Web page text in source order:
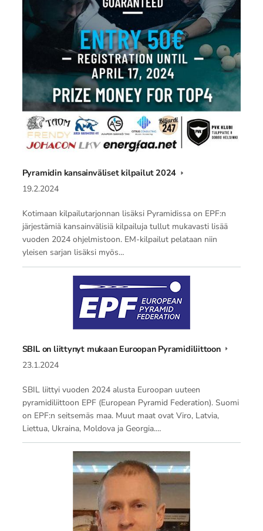
Pyramidin kansainväliset kilpailut 2024
19.2.2024
Kotimaan kilpailutarjonnan lisäksi Pyramidissa on EPF:n
järjestämiä kansainvälisiä kilpailuja tullut mukavasti lisää
vuoden 2024 ohjelmistoon. EM-kilpailut pelataan niin
yleisen sarjan lisäksi myös…
SBIL on liittynyt mukaan Euroopan Pyramidiliittoon
23.1.2024
SBIL liittyi vuoden 2024 alusta Euroopan uuteen
pyramidiliittoon EPF (European Pyramid Federation). Suomi
on EPF:n seitsemäs maa. Muut maat ovat Viro, Latvia,
Liettua, Ukraina, Moldova ja Georgia.…